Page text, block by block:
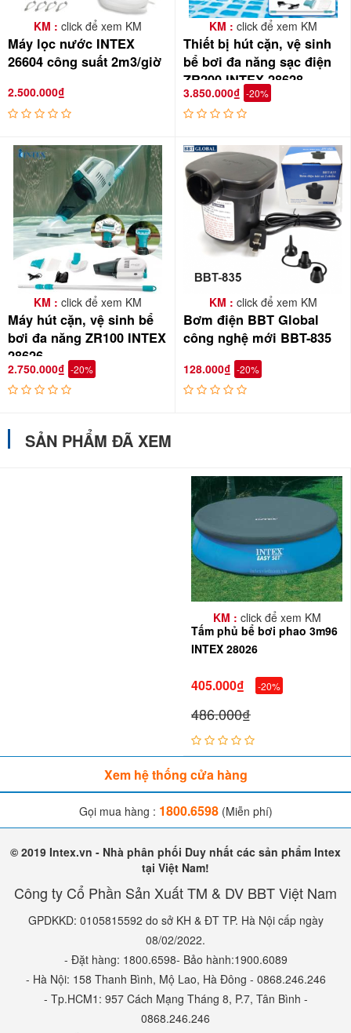
KM : click để xem KM
Máy lọc nước INTEX
26604 công suất 2m3/giờ
2.500.000₫
KM : click để xem KM
Thiết bị hút cặn, vệ sinh
bể bơi đa năng sạc điện
ZR200 INTEX 28628
3.850.000₫ -20%
KM : click để xem KM
Máy hút cặn, vệ sinh bể
bơi đa năng ZR100 INTEX
28626
2.750.000₫ -20%
KM : click để xem KM
Bơm điện BBT Global
công nghệ mới BBT-835
128.000₫ -20%
SẢN PHẨM ĐÃ XEM
KM : click để xem KM
Tấm phủ bể bơi phao 3m96
INTEX 28026
405.000₫ -20%
486.000₫
Xem hệ thống cửa hàng
Gọi mua hàng : 1800.6598(Miễn phí)
© 2019 Intex.vn - Nhà phân phối Duy nhất các sản phẩm Intex
tại Việt Nam!
Công ty Cổ Phần Sản Xuất TM & DV BBT Việt Nam
GPDKKD: 0105815592 do sở KH & ĐT TP. Hà Nội cấp ngày
08/02/2022.
- Đặt hàng: 1800.6598- Bảo hành:1900.6089
- Hà Nội: 158 Thanh Bình, Mộ Lao, Hà Đông - 0868.246.246
- Tp.HCM1: 957 Cách Mạng Tháng 8, P.7, Tân Bình -
0868.246.246